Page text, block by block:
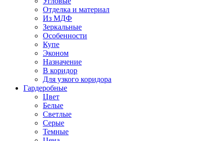
Отделка и материал
Из МДФ
Зеркальные
Особенности
Купе
Эконом
Назначение
В коридор
Для узкого коридора
Гардеробные
Цвет
Белые
Светлые
Серые
Темные